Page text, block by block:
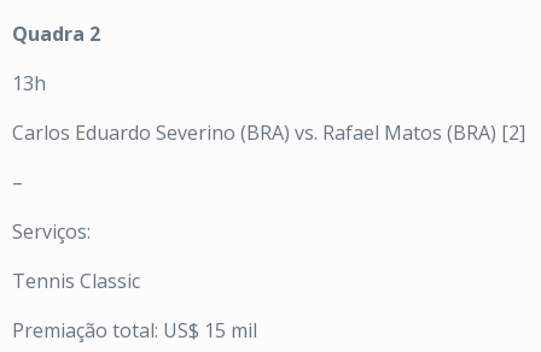
Quadra 2
13h
Carlos Eduardo Severino (BRA) vs. Rafael Matos (BRA) [2]
–
Serviços:
Tennis Classic
Premiação total: US$ 15 mil